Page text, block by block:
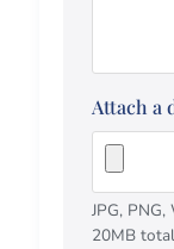
Attach a
JPG,
20MB total